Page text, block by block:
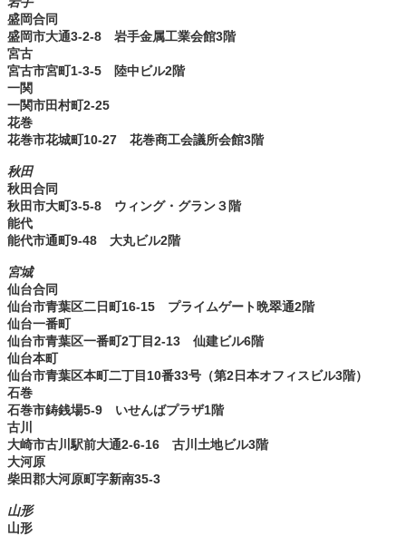
盛岡合同
盛岡市大通3-2-8 岩手金属工業会館3階
宮古
宮古市宮町1-3-5 陸中ビル2階
一関
一関市田村町2-25
花巻
花巻市花城町10-27 花巻商工会議所会館3階
秋田
秋田合同
秋田市大町3-5-8 ウィング・グラン３階
能代
能代市通町9-48 大丸ビル2階
宮城
仙台合同
仙台市青葉区二日町16-15 プライムゲート晩翠通2階
仙台一番町
仙台市青葉区一番町2丁目2-13 仙建ビル6階
仙台本町
仙台市青葉区本町二丁目10番33号（第2日本オフィスビル3階）
石巻
石巻市鋳銭場5-9 いせんばプラザ1階
古川
大崎市古川駅前大通2-6-16 古川土地ビル3階
大河原
柴田郡大河原町字新南35-3
山形
山形